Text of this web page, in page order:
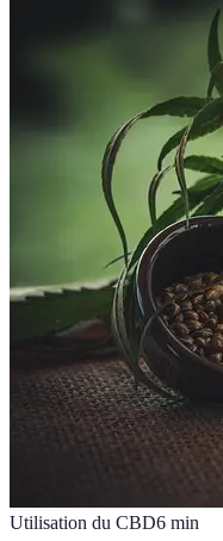
Utilisation du CBD6 min